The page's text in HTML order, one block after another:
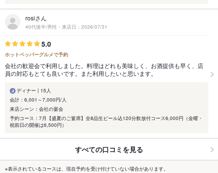
rosiさん
40代後半/男性・来店日：2026/07/31
5.0
ホットペッパーグルメで予約
会社の歓迎会で利用しました。料理はどれも美味しく、お酒提供も早く、店
員の対応もとても良いです。また利用したいと思います。
ディナー | 15人
会計：6,001～7,000円/人
来店シーン：会社の宴会
予約コース：7月【盛夏のご宴席】全8品生ビール込120分飲放付コース6,000円（金曜・
祝前日の開催は6,500円）
すべての口コミを見る
※表示されているコースは、現在予約を受け付けていない場合があります。